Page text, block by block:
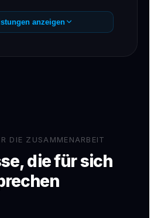
Seite 1 für Ihre wichtigsten
anzeigen
DIE ZUSAMMENARBEIT
die für sich